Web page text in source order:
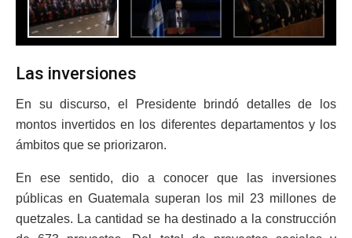
Las inversiones
En su discurso, el Presidente brindó detalles de los
montos invertidos en los diferentes departamentos y los
ámbitos que se priorizaron.
En ese sentido, dio a conocer que las inversiones
públicas en Guatemala superan los mil 23 millones de
quetzales. La cantidad se ha destinado a la construcción